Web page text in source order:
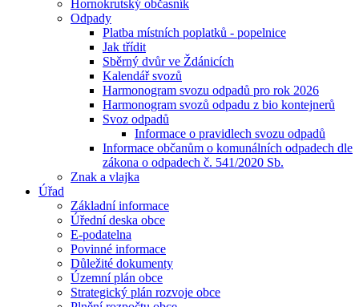
Hornokrutský občasník
Odpady
Platba místních poplatků - popelnice
Jak třídit
Sběrný dvůr ve Ždánicích
Kalendář svozů
Harmonogram svozu odpadů pro rok 2026
Harmonogram svozů odpadu z bio kontejnerů
Svoz odpadů
Informace o pravidlech svozu odpadů
Informace občanům o komunálních odpadech dle
zákona o odpadech č. 541/2020 Sb.
Znak a vlajka
Úřad
Základní informace
Úřední deska obce
E-podatelna
Povinné informace
Důležité dokumenty
Územní plán obce
Strategický plán rozvoje obce